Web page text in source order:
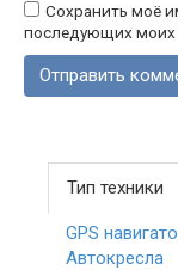
Сохранить моё
последующих моих
Тип техники
GPS
Автокресла